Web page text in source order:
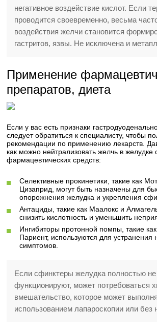
негативное воздействие кислот. Если
проводится своевременно, весьма
воздействия желчи становится
гастритов, язвы. Не исключена и
Применение
препаратов, диета
Если у вас есть признаки
следует обратиться к специалисту, чтобы
рекомендации по применению лекарств.
как можно нейтрализовать желчь в
фармацевтических средств:
Селективные прокинетики, такие как
Цизаприд, могут быть назначены для
опорожнения желудка и укрепления
Антациды, такие как Маалокс и
снизить кислотность и уменьшить
Ингибиторы протонной помпы, такие
Париент, используются для устранения
симптомов.
Если сфинктеры желудка полностью не
функционируют, может потребоваться
вмешательство, которое может
использованием лапароскопии или без